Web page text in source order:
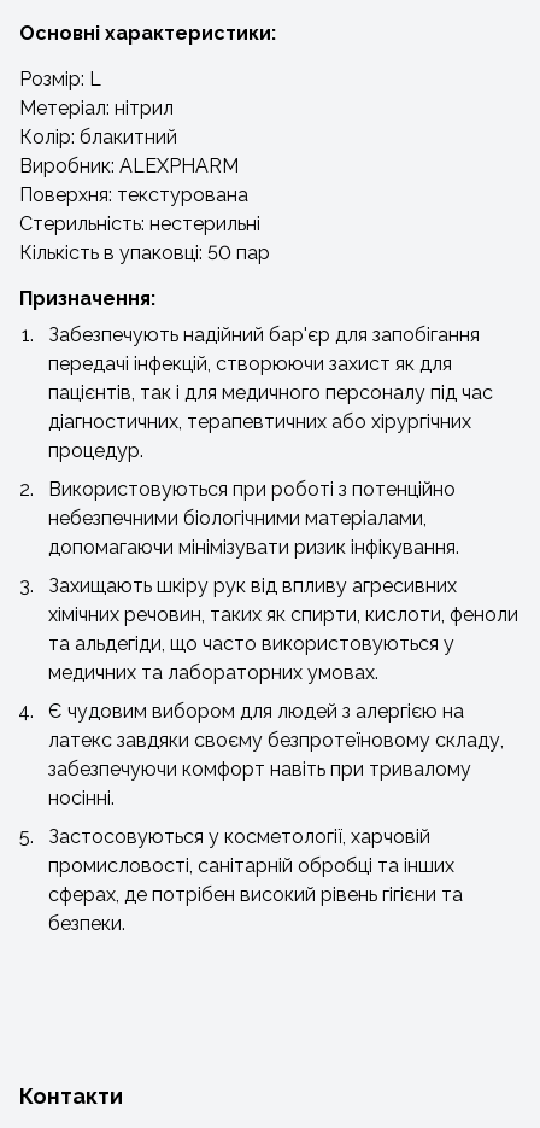
Основні характеристики:
Розмір: L
Метеріал: нітрил
Колір: блакитний
Виробник: ALEXPHARM
Поверхня: текстурована
Стерильність: нестерильні
Кількість в упаковці: 50 пар
Призначення:
Забезпечують надійний бар'єр для запобігання
передачі інфекцій, створюючи захист як для
пацієнтів, так і для медичного персоналу під час
діагностичних, терапевтичних або хірургічних
процедур.
Використовуються при роботі з потенційно
небезпечними біологічними матеріалами,
допомагаючи мінімізувати ризик інфікування.
Захищають шкіру рук від впливу агресивних
хімічних речовин, таких як спирти, кислоти, феноли
та альдегіди, що часто використовуються у
медичних та лабораторних умовах.
Є чудовим вибором для людей з алергією на
латекс завдяки своєму безпротеїновому складу,
забезпечуючи комфорт навіть при тривалому
носінні.
Застосовуються у косметології, харчовій
промисловості, санітарній обробці та інших
сферах, де потрібен високий рівень гігієни та
безпеки.
Контакти